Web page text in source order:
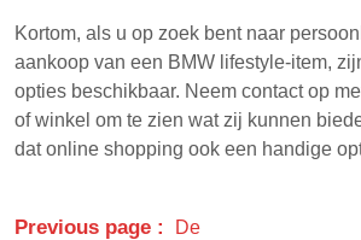
Kortom, als u op zoek bent naar
aankoop van een BMW lifestyle-item,
opties beschikbaar. Neem contact op
of winkel om te zien wat zij kunnen
dat online shopping ook een handige
Previous page
De